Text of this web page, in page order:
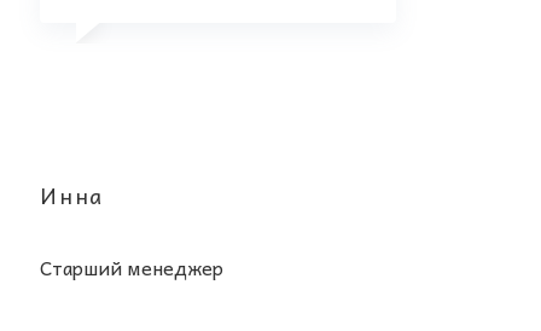
Инна
Старший менеджер